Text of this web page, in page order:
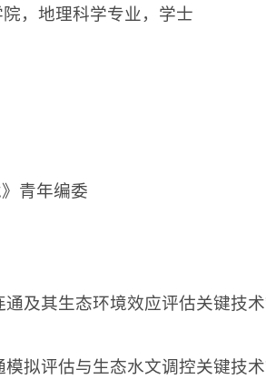
，地理科学专业，学士
青年编委
及其生态环境效应评估关键技
拟评估与生态水文调控关键技